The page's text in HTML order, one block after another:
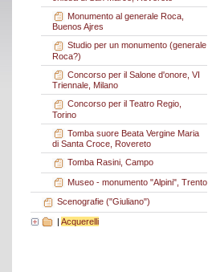
Monumento al generale Roca,
Buenos Ajres
Studio per un monumento (generale
Roca?)
Concorso per il Salone d'onore, VI
Triennale, Milano
Concorso per il Teatro Regio,
Torino
Tomba suore Beata Vergine Maria
di Santa Croce, Rovereto
Tomba Rasini, Campo
Museo - monumento "Alpini", Trento
Scenografie ("Giuliano")
| Acquerelli